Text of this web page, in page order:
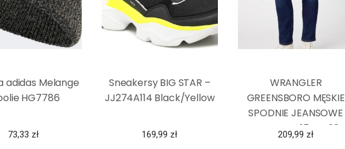
adidas Melange
HG7786
73,33 zł
Sneakersy BIG STAR –
JJ274A114 Black/Yellow
169,99 zł
WRANGLER
GREENSBORO MĘSKIE
SPODNIE JEANSOWE
STARLITE W15QYJ38E
209,99 zł